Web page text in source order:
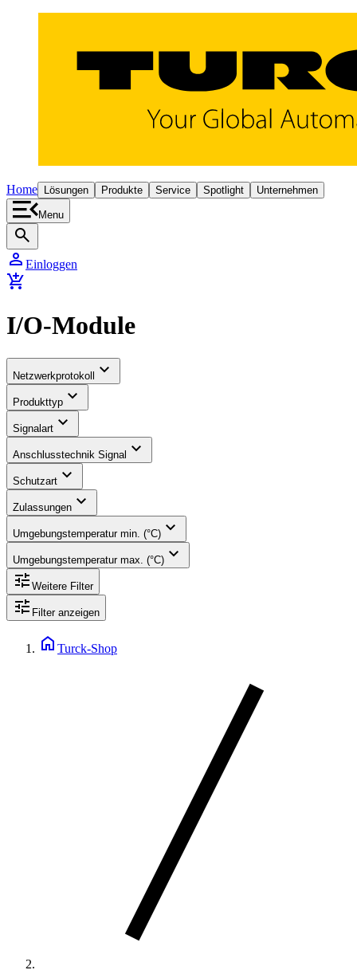
Home Lösungen Produkte Service Spotlight Unternehmen
Menu
search
person Einloggen
add_shopping_cart
I/O-Module
Netzwerkprotokoll expand_more
Produkttyp expand_more
Signalart expand_more
Anschlusstechnik Signal expand_more
Schutzart expand_more
Zulassungen expand_more
Umgebungstemperatur min. (°C) expand_more
Umgebungstemperatur max. (°C) expand_more
tune Weitere Filter
tune Filter anzeigen
home Turck-Shop